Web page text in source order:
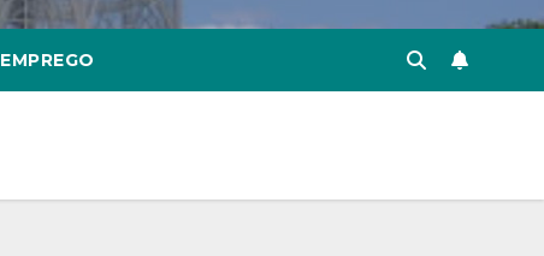
EMPREGO